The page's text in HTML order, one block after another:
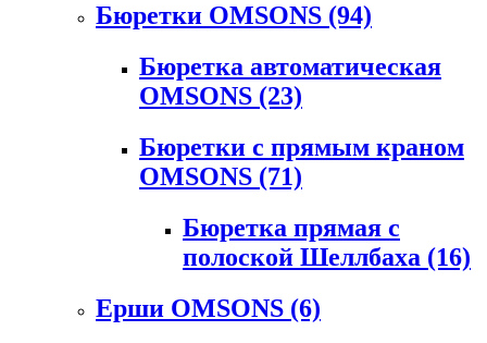
Бюретки OMSONS (94)
Бюретка автоматическая
OMSONS (23)
Бюретки с прямым краном
OMSONS (71)
Бюретка прямая с
полоской Шеллбаха (16)
Ерши OMSONS (6)